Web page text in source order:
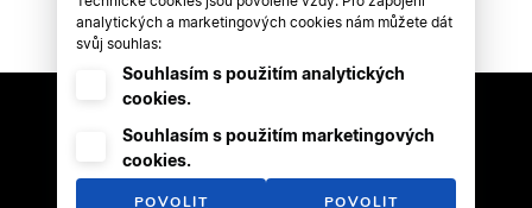
analytických a marketingových cookies nám můžete dát
svůj souhlas:
Souhlasím s použitím analytických
cookies.
Souhlasím s použitím marketingových
cookies.
POVOLIT POVOLIT